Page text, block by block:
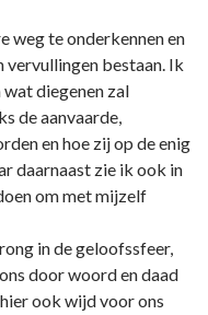
weg te onderkennen en
vervullingen bestaan. Ik
diegenen zal
de aanvaarde,
en hoe zij op de enig
daarnaast zie ik ook in
om met mijzelf
in de geloofssfeer,
door woord en daad
ook wijd voor ons